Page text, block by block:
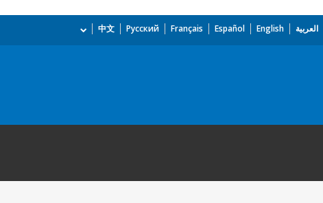
العربية English
Español
Français
Русский
中文